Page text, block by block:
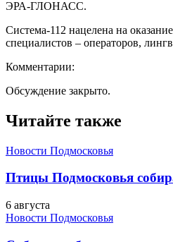
ЭРА-ГЛОНАСС.
Система-112 нацелена на
специалистов – операторов,
Комментарии:
Обсуждение закрыто.
Читайте также
Новости Подмосковья
Птицы Подмосковья
6 августа
Новости Подмосковья